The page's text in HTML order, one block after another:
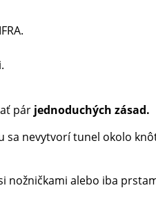
pár jednoduchých zásad.
nevytvorí tunel okolo
nožničkami alebo iba